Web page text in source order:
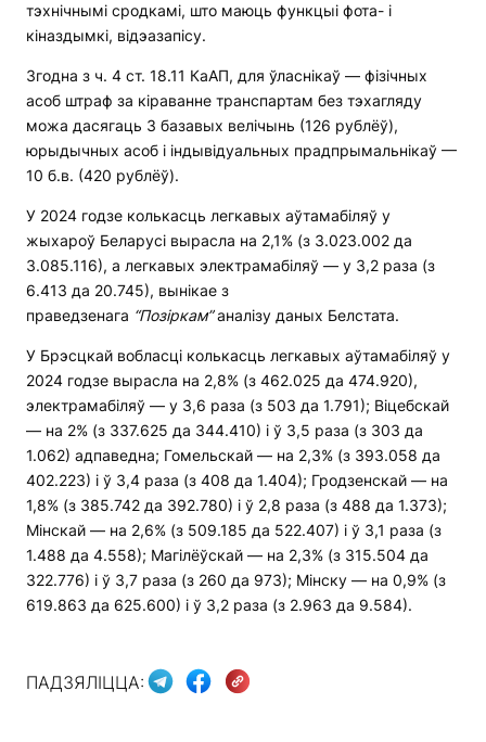
тэхнічнымі сродкамі, што маюць функцыі фота- і
кіназдымкі, відэазапісу.
Згодна з ч. 4 ст. 18.11 КаАП, для ўласнікаў — фізічных
асоб штраф за кіраванне транспартам без тэхагляду
можа дасягаць 3 базавых велічынь (126 рублёў),
юрыдычных асоб і індывідуальных прадпрымальнікаў —
10 б.в. (420 рублёў).
У 2024 годзе колькасць легкавых аўтамабіляў у
жыхароў Беларусі вырасла на 2,1% (з 3.023.002 да
3.085.116), а легкавых электрамабіляў — у 3,2 раза (з
6.413 да 20.745), вынікае з
праведзенага “Позіркам”аналізу даных Белстата.
У Брэсцкай вобласці колькасць легкавых аўтамабіляў у
2024 годзе вырасла на 2,8% (з 462.025 да 474.920),
электрамабіляў — у 3,6 раза (з 503 да 1.791); Віцебскай
— на 2% (з 337.625 да 344.410) і ў 3,5 раза (з 303 да
1.062) адпаведна; Гомельскай — на 2,3% (з 393.058 да
402.223) і ў 3,4 раза (з 408 да 1.404); Гродзенскай — на
1,8% (з 385.742 да 392.780) і ў 2,8 раза (з 488 да 1.373);
Мінскай — на 2,6% (з 509.185 да 522.407) і ў 3,1 раза (з
1.488 да 4.558); Магілёўскай — на 2,3% (з 315.504 да
322.776) і ў 3,7 раза (з 260 да 973); Мінску — на 0,9% (з
619.863 да 625.600) і ў 3,2 раза (з 2.963 да 9.584).
ПАДЗЯЛІЦЦА: